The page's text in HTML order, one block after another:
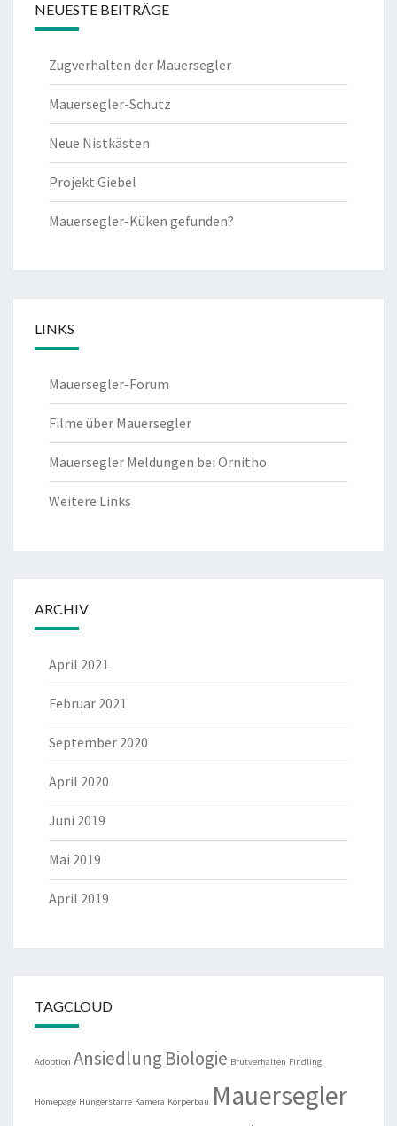
NEUESTE BEITRÄGE
Zugverhalten der Mauersegler
Mauersegler-Schutz
Neue Nistkästen
Projekt Giebel
Mauersegler-Küken gefunden?
LINKS
Mauersegler-Forum
Filme über Mauersegler
Mauersegler Meldungen bei Ornitho
Weitere Links
ARCHIV
April 2021
Februar 2021
September 2020
April 2020
Juni 2019
Mai 2019
April 2019
TAGCLOUD
Adoption Ansiedlung Biologie Brutverhalten Findling
Homepage Hungerstarre Kamera Körperbau Mauersegler